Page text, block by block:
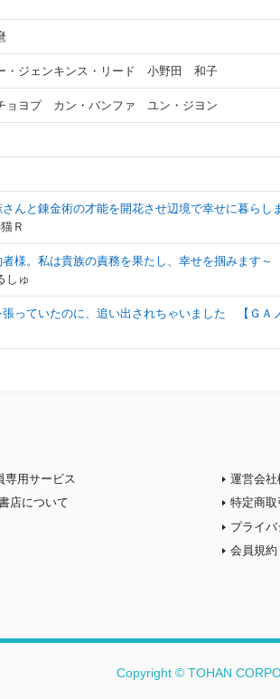
・ジェンキンス・リード 小野田 和子
ョヨプ カン・バンファ ユン・ジヨン
んと錬金術の才能を開花させ辺境で幸せに暮らし
Ｒ
様。私は貴族の責務を果たし、幸せを掴みます～
しゅ
っていたのに、追い出されちゃいました 【ＧＡ
専用サービス
店について
運営会社
特定商
プライ
会員規約
Copyright © TOHAN